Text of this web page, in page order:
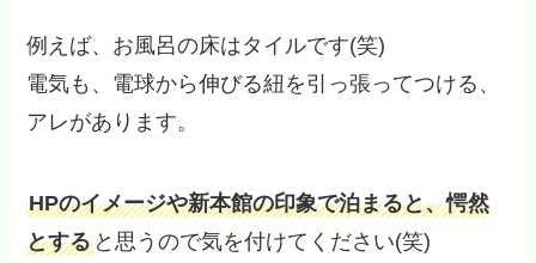
例えば、お風呂の床はタイルです(笑)
電気も、電球から伸びる紐を引っ張ってつける、
アレがあります。
HPのイメージや新本館の印象で泊まると、愕然
とする と思うので気を付けてください(笑)